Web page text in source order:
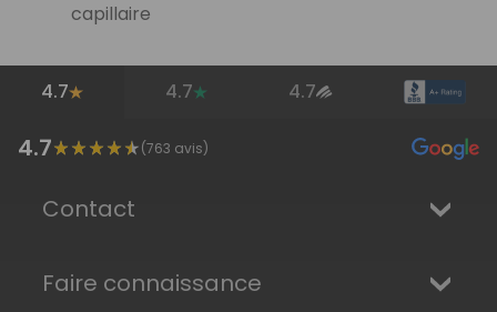
capillaire
4.7 4.7 4.7
4.7 (763 avis)
Contact
Faire connaissance